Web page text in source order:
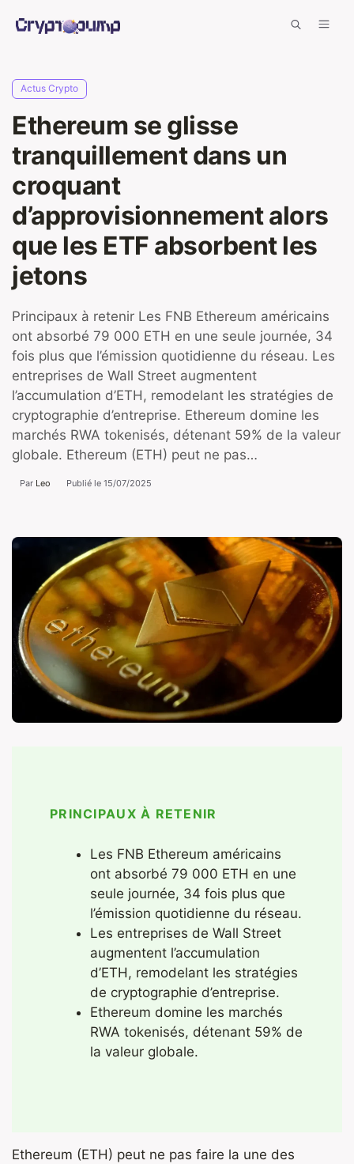
Actus Crypto
Ethereum se glisse
tranquillement dans un
croquant
d’approvisionnement alors
que les ETF absorbent les
jetons
Principaux à retenir Les FNB Ethereum américains
ont absorbé 79 000 ETH en une seule journée, 34
fois plus que l’émission quotidienne du réseau. Les
entreprises de Wall Street augmentent
l’accumulation d’ETH, remodelant les stratégies de
cryptographie d’entreprise. Ethereum domine les
marchés RWA tokenisés, détenant 59% de la valeur
globale. Ethereum (ETH) peut ne pas…
Par Leo Publié le 15/07/2025
PRINCIPAUX À RETENIR
Les FNB Ethereum américains
ont absorbé 79 000 ETH en une
seule journée, 34 fois plus que
l’émission quotidienne du réseau.
Les entreprises de Wall Street
augmentent l’accumulation
d’ETH, remodelant les stratégies
de cryptographie d’entreprise.
Ethereum domine les marchés
RWA tokenisés, détenant 59% de
la valeur globale.
Ethereum (ETH) peut ne pas faire la une des